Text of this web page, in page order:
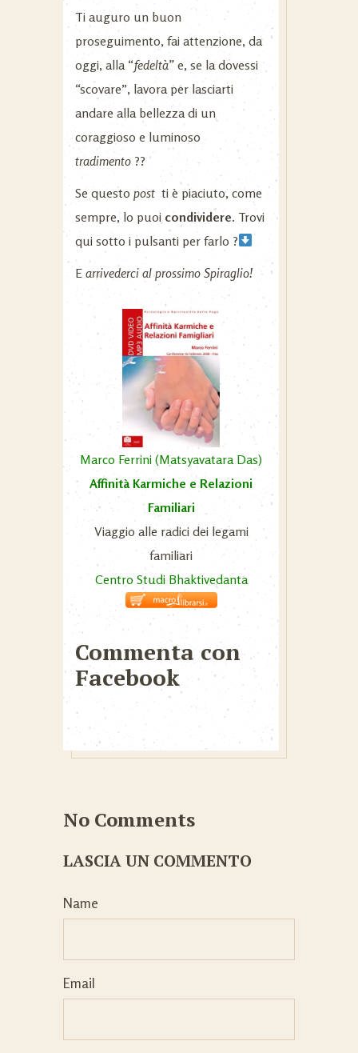
Ti auguro un buon
proseguimento, fai attenzione, da
oggi, alla “fedeltà” e, se la dovessi
“scovare”, lavora per lasciarti
andare alla bellezza di un
coraggioso e luminoso
tradimento ??
Se questo post ti è piaciuto, come
sempre, lo puoi condividere. Trovi
qui sotto i pulsanti per farlo ?
E arrivederci al prossimo Spiraglio!
Marco Ferrini (Matsyavatara Das)
Affinità Karmiche e Relazioni
Familiari
Viaggio alle radici dei legami
familiari
Centro Studi Bhaktivedanta
Commenta con
Facebook
No Comments
LASCIA UN COMMENTO
Name
Email